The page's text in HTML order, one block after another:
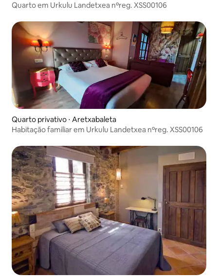
Quarto em Urkulu Landetxea nºreg. XSS00106
Quarto privativo ⋅ Aretxabaleta
Habitação familiar em Urkulu Landetxea nºreg. XSS00106